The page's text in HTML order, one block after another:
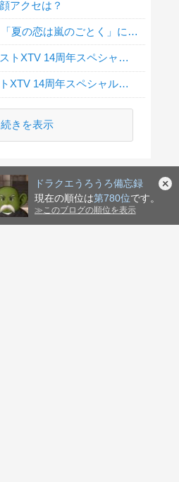
ドラクエうろうろ備忘録
現在の順位は第780位です。
≫ このブログの順位を表示
アクセは？
2026年夏イベント「夏の恋は嵐のごとく」に行きましたか？
「超ドラゴンクエストXTV 14周年スペシャル」地震による延期について
超ドラゴンクエストXTV 14周年スペシャルを見ましたか？
続きを表示